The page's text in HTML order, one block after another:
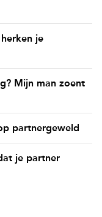
je
Mijn man zoent
partnergeweld
je partner